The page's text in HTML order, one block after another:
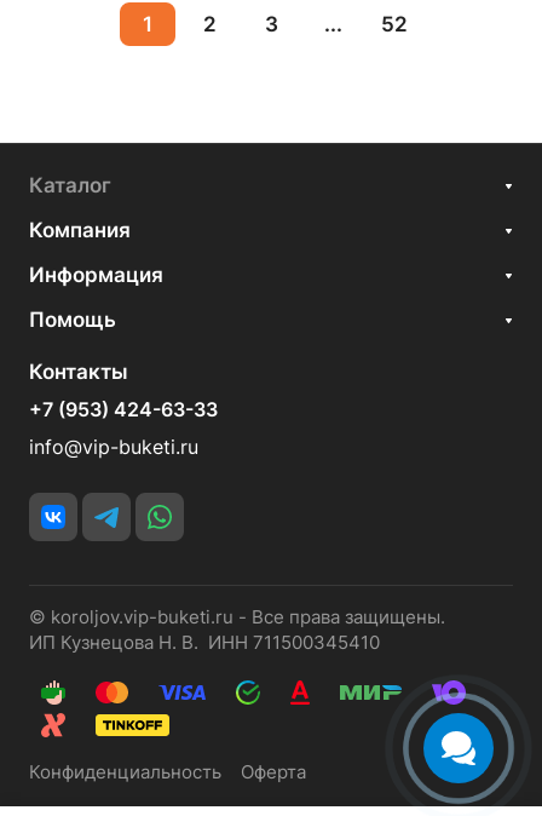
1 2 3 ... 52
Каталог
Компания
Информация
Помощь
Контакты
+7 (953) 424-63-33
info@vip-buketi.ru
© koroljov.vip-buketi.ru - Все права защищены.
ИП Кузнецова Н. В. ИНН 711500345410
Конфиденциальность Оферта